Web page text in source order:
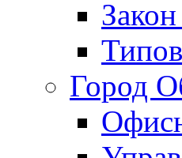
Город